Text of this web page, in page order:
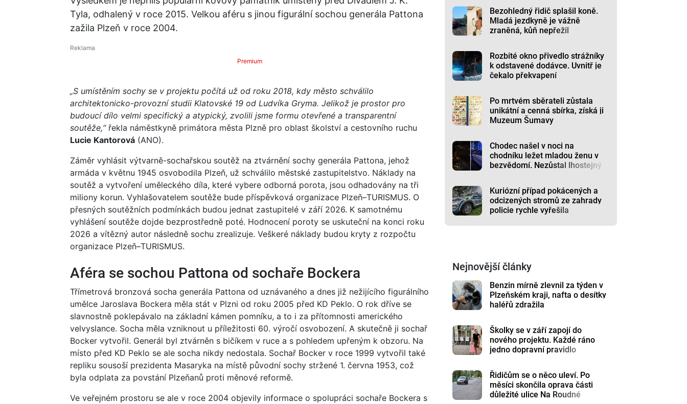
Tyla, odhalený v roce 2015. Velkou aféru s jinou figurální sochou generála Pattona
zažila Plzeň v roce 2004.
Premium
„S umístěním sochy se v projektu počítá už od roku 2018, kdy město schválilo
architektonicko-provozní studii Klatovské 19 od Ludvíka Gryma. Jelikož je prostor pro
budoucí dílo velmi specifický a atypický, zvolili jsme formu otevřené a transparentní
soutěže,“ řekla náměstkyně primátora města Plzně pro oblast školství a cestovního ruchu
Lucie Kantorová (ANO).
Záměr vyhlásit výtvarně-sochařskou soutěž na ztvárnění sochy generála Pattona, jehož
armáda v květnu 1945 osvobodila Plzeň, už schválilo městské zastupitelstvo. Náklady na
soutěž a vytvoření uměleckého díla, které vybere odborná porota, jsou odhadovány na tři
miliony korun. Vyhlašovatelem soutěže bude příspěvková organizace Plzeň–TURISMUS. O
přesných soutěžních podmínkách budou jednat zastupitelé v září 2026. K samotnému
vyhlášení soutěže dojde bezprostředně poté. Hodnocení poroty se uskuteční na konci roku
2026 a vítězný autor následně sochu zrealizuje. Veškeré náklady budou kryty z rozpočtu
organizace Plzeň–TURISMUS.
Aféra se sochou Pattona od sochaře Bockera
Třímetrová bronzová socha generála Pattona od uznávaného a dnes již nežijícího figurálního
umělce Jaroslava Bockera měla stát v Plzni od roku 2005 před KD Peklo. O rok dříve se
slavnostně poklepávalo na základní kámen pomníku, a to i za přítomnosti amerického
velvyslance. Socha měla vzniknout u příležitosti 60. výročí osvobození. A skutečně ji sochař
Bocker vytvořil. Generál byl ztvárněn s bičíkem v ruce a s pohledem upřeným k obzoru. Na
místo před KD Peklo se ale socha nikdy nedostala. Sochař Bocker v roce 1999 vytvořil také
repliku sousoší prezidenta Masaryka na místě původní sochy stržené 1. června 1953, což
byla odplata za povstání Plzeňanů proti měnové reformě.
Ve veřejném prostoru se ale v roce 2004 objevily informace o spolupráci sochaře Bockera s
Bezohledný řidič splašil koně.
Mladá jezdkyně je vážně
zraněná, kůň nepřežil
Rozbité okno přivedlo strážníky
k odstavené dodávce. Uvnitř je
čekalo překvapení
Po mrtvém sběrateli zůstala
unikátní a cenná sbírka, získá ji
Muzeum Šumavy
Chodec našel v noci na
chodníku ležet mladou ženu v
bezvědomí. Nezůstal lhostejný
Kuriózní případ pokácených a
odcizených stromů ze zahrady
policie rychle vyřešila
Nejnovější články
Benzin mírně zlevnil za týden v
Plzeňském kraji, nafta o desítky
haléřů zdražila
Školky se v září zapojí do
nového projektu. Každé ráno
jedno dopravní pravidlo
Řidičům se o něco uleví. Po
měsíci skončila oprava části
důležité ulice Na Roudné